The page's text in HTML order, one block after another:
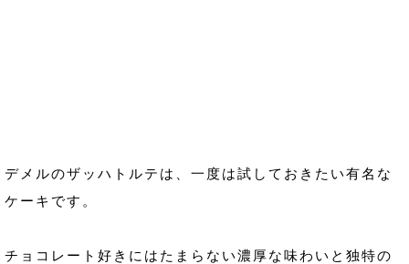
デメルのザッハトルテは、一度は試しておきたい有名な
ケーキです。
チョコレート好きにはたまらない濃厚な味わいと独特の